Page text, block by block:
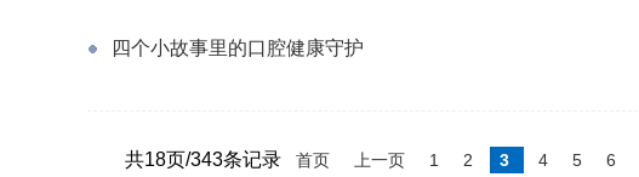
四个小故事里的口腔健康守护
共18页/343条记录 首页 上一页 1 2 3 4 5 6